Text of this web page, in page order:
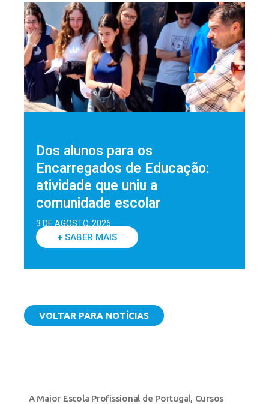
Dos alunos para os
Encarregados de Educação:
atividade que uniu a
comunidade escolar
3 DE AGOSTO, 2026
+ SABER MAIS
VOLTAR PARA NOTÍCIAS
A Maior Escola Profissional de Portugal, Cursos